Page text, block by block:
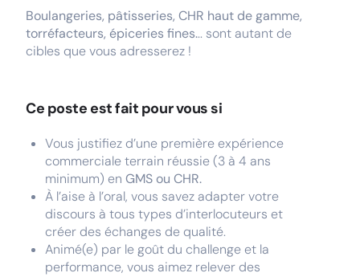
Boulangeries, pâtisseries, CHR haut de gamme,
torréfacteurs, épiceries fines... sont autant de
cibles que vous adresserez !
Ce poste est fait pour vous si
Vous justifiez d’une première expérience
commerciale terrain réussie (3 à 4 ans
minimum) en GMS ou CHR.
À l’aise à l’oral, vous savez adapter votre
discours à tous types d’interlocuteurs et
créer des échanges de qualité.
Animé(e) par le goût du challenge et la
performance, vous aimez relever des